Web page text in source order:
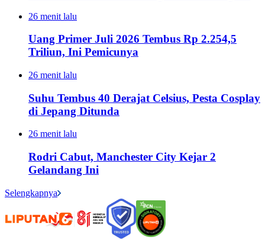
26 menit lalu
Uang Primer Juli 2026 Tembus Rp 2.254,5
Triliun, Ini Pemicunya
26 menit lalu
Suhu Tembus 40 Derajat Celsius, Pesta Cosplay
di Jepang Ditunda
26 menit lalu
Rodri Cabut, Manchester City Kejar 2
Gelandang Ini
Selengkapnya